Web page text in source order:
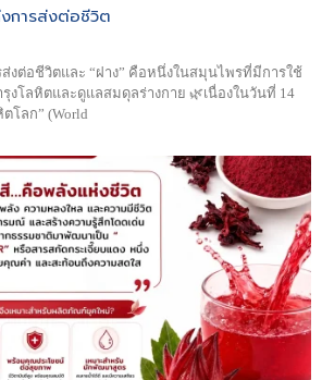
การส่งต่อชีวิต
ส่งต่อชีวิตและ “ฝาง” คือหนึ่งในสมุนไพรที่มีการใช้
งโลหิตและดูแลสมดุลร่างกาย 🌿เนื่องในวันที่ 14
โลก” (World